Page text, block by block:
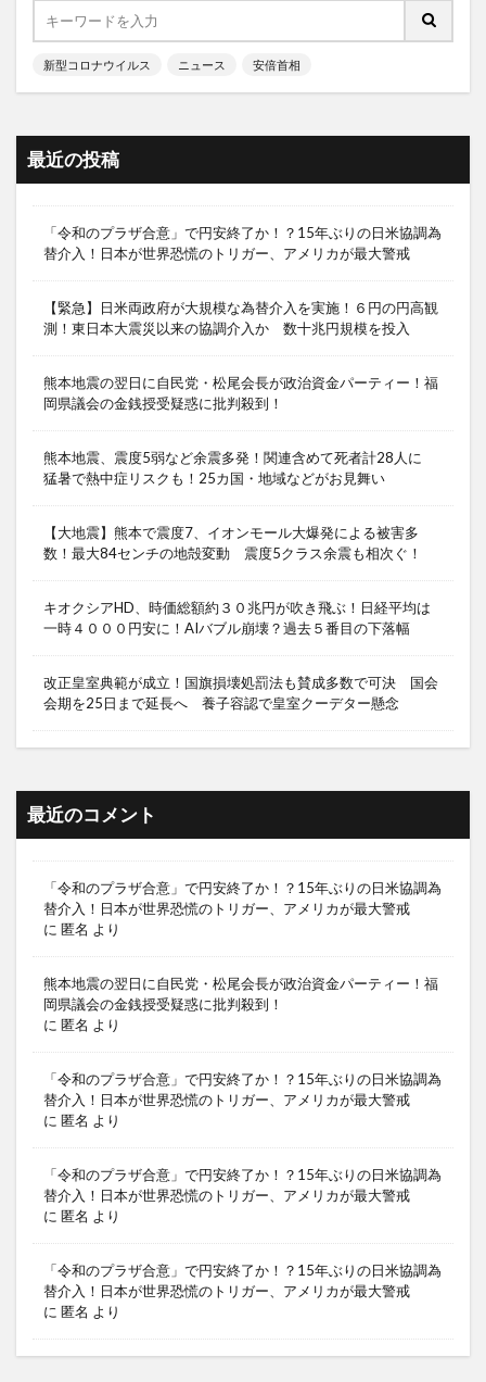
新型コロナウイルス ニュース 安倍首相
最近の投稿
「令和のプラザ合意」で円安終了か！？15年ぶりの日米協調為
替介入！日本が世界恐慌のトリガー、アメリカが最大警戒
【緊急】日米両政府が大規模な為替介入を実施！６円の円高観
測！東日本大震災以来の協調介入か 数十兆円規模を投入
熊本地震の翌日に自民党・松尾会長が政治資金パーティー！福
岡県議会の金銭授受疑惑に批判殺到！
熊本地震、震度5弱など余震多発！関連含めて死者計28人に
猛暑で熱中症リスクも！25カ国・地域などがお見舞い
【大地震】熊本で震度7、イオンモール大爆発による被害多
数！最大84センチの地殻変動 震度5クラス余震も相次ぐ！
キオクシアHD、時価総額約３０兆円が吹き飛ぶ！日経平均は
一時４０００円安に！AIバブル崩壊？過去５番目の下落幅
改正皇室典範が成立！国旗損壊処罰法も賛成多数で可決 国会
会期を25日まで延長へ 養子容認で皇室クーデター懸念
最近のコメント
「令和のプラザ合意」で円安終了か！？15年ぶりの日米協調為
替介入！日本が世界恐慌のトリガー、アメリカが最大警戒
に 匿名 より
熊本地震の翌日に自民党・松尾会長が政治資金パーティー！福
岡県議会の金銭授受疑惑に批判殺到！
に 匿名 より
「令和のプラザ合意」で円安終了か！？15年ぶりの日米協調為
替介入！日本が世界恐慌のトリガー、アメリカが最大警戒
に 匿名 より
「令和のプラザ合意」で円安終了か！？15年ぶりの日米協調為
替介入！日本が世界恐慌のトリガー、アメリカが最大警戒
に 匿名 より
「令和のプラザ合意」で円安終了か！？15年ぶりの日米協調為
替介入！日本が世界恐慌のトリガー、アメリカが最大警戒
に 匿名 より